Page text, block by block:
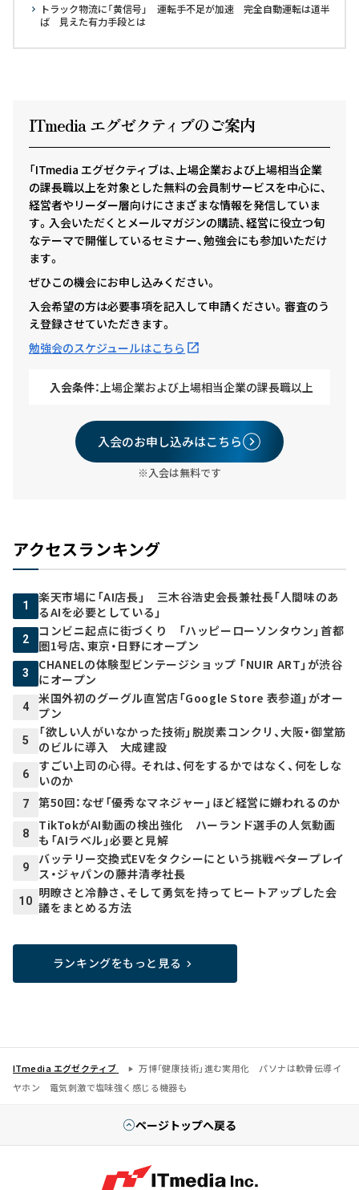
トラック物流に「黄信号」 運転手不足が加速 完全自動運転は道半
ば 見えた有力手段とは
ITmedia エグゼクティ ブのご案内
「ITmedia エグゼクティブは、上場企業および上場相当企業
の課長職以上を対象とした無料の会員制サービスを中心に、
経営者やリーダー層向けにさまざまな情報を発信していま
す。入会いただくとメールマガジンの購読、経営に役立つ旬
なテーマで開催しているセミナー、勉強会にも参加いただけ
ます。
ぜひこの機会にお申し込みください。
入会希望の方は必要事項を記入して申請ください。審査のう
え登録させていただきます。
勉強会のスケジュールはこちら
入会条件： 上場企業および上場相当企業の課長職以上
入会のお申し込みはこちら
※入会は無料です
アクセスランキング
1
楽天市場に「AI店長」 三木谷浩史会長兼社長「人間味のあ
るAIを必要としている」
2
コンビニ起点に街づくり 「ハッピーローソンタウン」首都
圏1号店、東京・日野にオープン
3
CHANELの体験型ビンテージショップ 「NUIR ART」が渋谷
にオープン
4
米国外初のグーグル直営店「Google Store 表参道」がオー
プン
5
「欲しい人がいなかった技術」脱炭素コンクリ、大阪・御堂筋
のビルに導入 大成建設
6
すごい上司の心得。それは、何をするかではなく、何をしな
いのか
7 第50回：なぜ「優秀なマネジャー」ほど経営に嫌われるのか
8
TikTokがAI動画の検出強化 ハーランド選手の人気動画
も「AIラベル」必要と見解
9
バッテリー交換式EVをタクシーにという挑戦――ベタープレイ
ス・ジャパンの藤井清孝社長
10
明瞭さと冷静さ、そして勇気を持ってヒートアップした会
議をまとめる方法
ランキングをもっと見る
ITmedia エグゼクティブ
万博「健康技術」進む実用化 パソナは軟骨伝導イ
ヤホン 電気刺激で塩味強く感じる機器も
ページトップへ戻る